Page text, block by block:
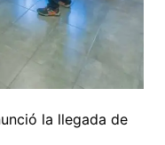
la llegada de